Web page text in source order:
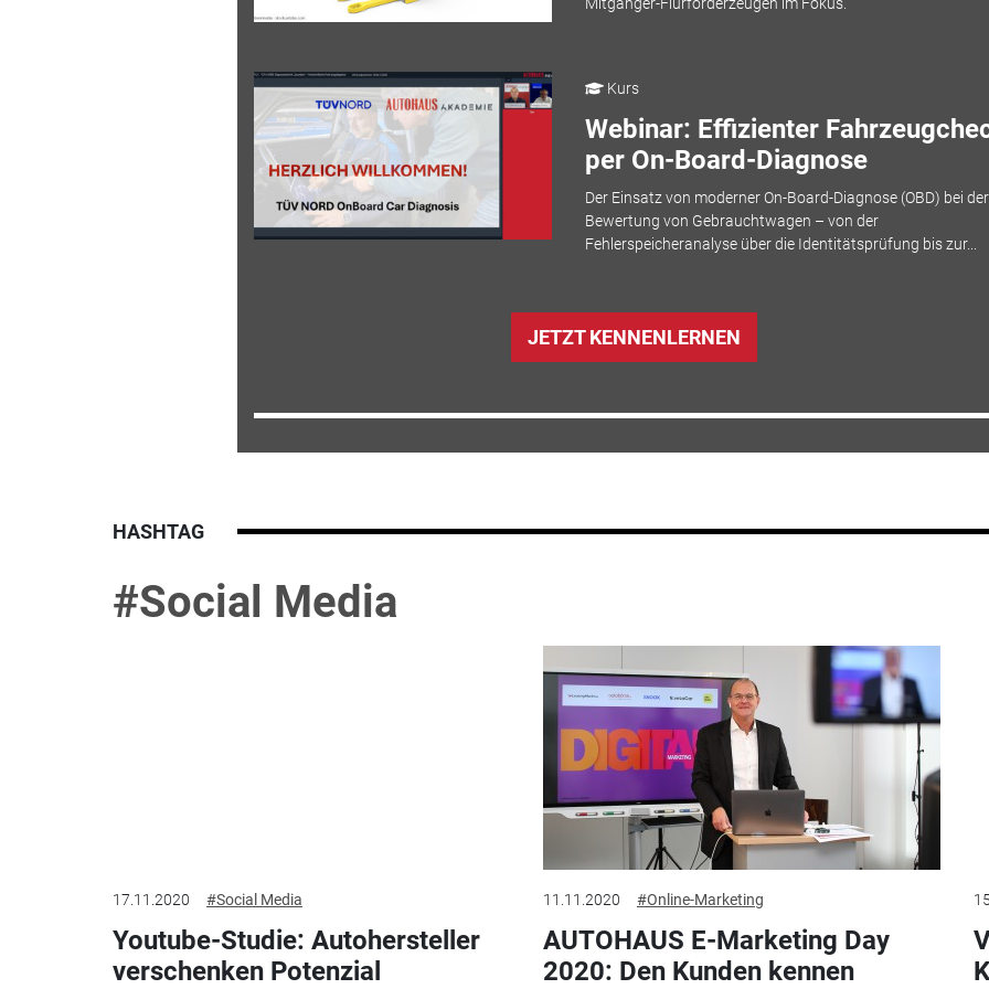
Mitgänger-Flurförderzeugen im Fokus.
Kurs
Webinar: Effizienter
per On-Board-Diagnose
Der Einsatz von moderner On-Board-Diagnose (OBD) bei der
Bewertung von Gebrauchtwagen – von der
Fehlerspeicheranalyse über die Identitätsprüfung bis zur...
JETZT KENNENLERNEN
HASHTAG
#Social Media
17.11.2020 #Social Media
Youtube-Studie: Autohersteller
verschenken Potenzial
11.11.2020 #Online-Marketing
AUTOHAUS E-Marketing Day
2020: Den Kunden kennen